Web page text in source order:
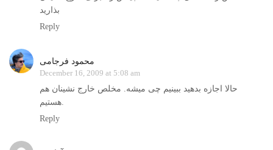
بذارید
Reply
محمود فرجامی
December 16, 2009 at 5:08 am
حالا اجازه بدهید ببینیم چی میشه. مخلص خارج نشینان هم
هستیم.
Reply